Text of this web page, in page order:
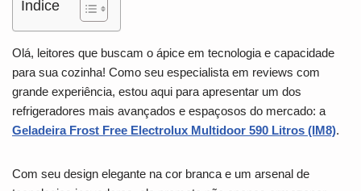
Índice
Olá, leitores que buscam o ápice em tecnologia e capacidade
para sua cozinha! Como seu especialista em reviews com
grande experiência, estou aqui para apresentar um dos
refrigeradores mais avançados e espaçosos do mercado: a
Geladeira Frost Free Electrolux Multidoor 590 Litros (IM8).
Com seu design elegante na cor branca e um arsenal de